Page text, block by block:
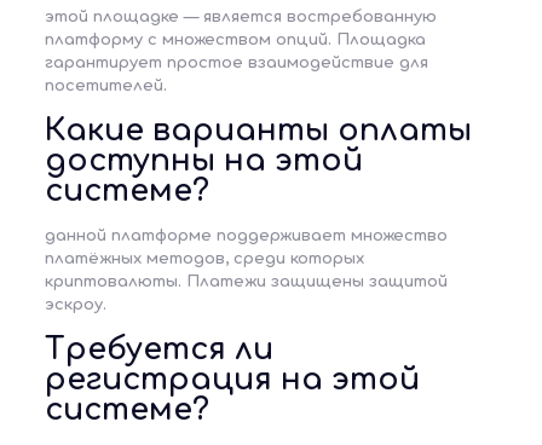
этой площадке — является востребованную
платформу с множеством опций. Площадка
гарантирует простое взаимодействие для
посетителей.
Какие варианты оплаты
доступны на этой
системе?
данной платформе поддерживает множество
платёжных методов, среди которых
криптовалюты. Платежи защищены защитой
эскроу.
Требуется ли
регистрация на этой
системе?